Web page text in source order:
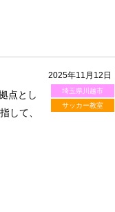
2025年11月12日
埼玉県川越市
サッカー教室
点とし
して、